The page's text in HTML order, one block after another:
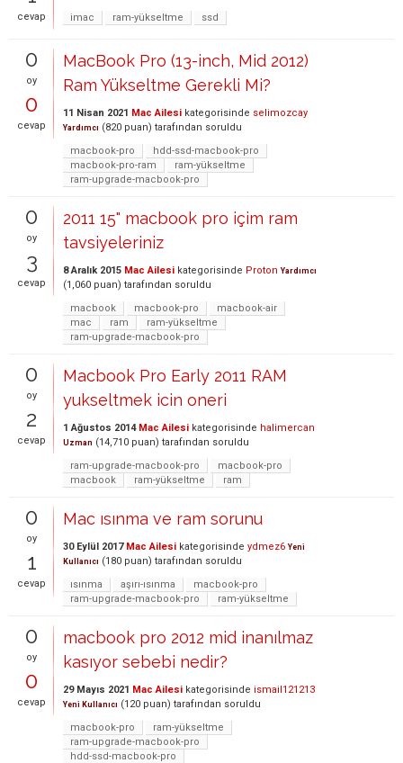
cevap imac ram-yükseltme ssd
0
oy
0
cevap
MacBook Pro (13-inch, Mid 2012)
Ram Yükseltme Gerekli Mi?
11 Nisan 2021 Mac Ailesi kategorisinde selimozcay
Yardımcı (820 puan) tarafından soruldu
macbook-pro
hdd-ssd-macbook-pro
macbook-pro-ram
ram-yükseltme
ram-upgrade-macbook-pro
0
oy
3
cevap
2011 15" macbook pro içim ram
tavsiyeleriniz
8 Aralık 2015 Mac Ailesi kategorisinde Proton Yardımcı
(1,060 puan) tarafından soruldu
macbook
macbook-pro
macbook-air
mac
ram
ram-yükseltme
ram-upgrade-macbook-pro
0
oy
2
cevap
Macbook Pro Early 2011 RAM
yukseltmek icin oneri
1 Ağustos 2014 Mac Ailesi kategorisinde halimercan
Uzman (14,710 puan) tarafından soruldu
ram-upgrade-macbook-pro
macbook-pro
macbook
ram-yükseltme ram
0
oy
1
cevap
Mac ısınma ve ram sorunu
30 Eylül 2017 Mac Ailesi kategorisinde ydmez6 Yeni
Kullanıcı (180 puan) tarafından soruldu
ısınma
aşırı-ısınma
macbook-pro
ram-upgrade-macbook-pro
ram-yükseltme
0
oy
0
cevap
macbook pro 2012 mid inanılmaz
kasıyor sebebi nedir?
29 Mayıs 2021 Mac Ailesi kategorisinde ismail121213
Yeni Kullanıcı (120 puan) tarafından soruldu
macbook-pro
ram-yükseltme
ram-upgrade-macbook-pro
hdd-ssd-macbook-pro